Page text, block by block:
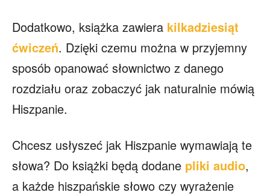
Dodatkowo, książka zawiera kilkadziesiąt
ćwiczeń. Dzięki czemu można w przyjemny
sposób opanować słownictwo z danego
rozdziału oraz zobaczyć jak naturalnie mówią
Hiszpanie.
Chcesz usłyszeć jak Hiszpanie wymawiają te
słowa? Do książki będą dodane pliki audio,
a każde hiszpańskie słowo czy wyrażenie